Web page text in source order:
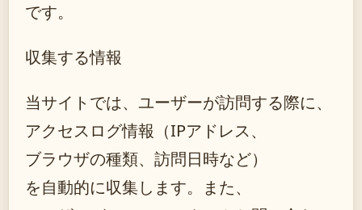
です。
収集する情報
当サイトでは、ユーザーが訪問する際に、
アクセスログ情報（IPアドレス、
ブラウザの種類、訪問日時など）
を自動的に収集します。また、